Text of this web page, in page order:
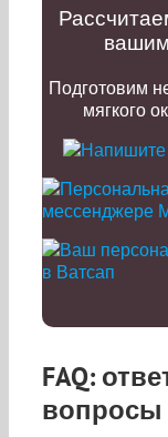
Подготовим
мягкого
FAQ:
вопросы